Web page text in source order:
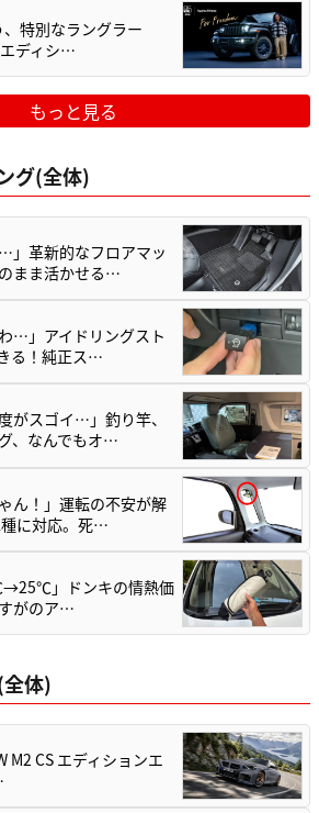
、特別なラングラー
エディシ…
もっと見る
グ(全体)
」革新的なフロアマッ
まま活かせる…
…」アイドリングスト
る！純正ス…
がスゴイ…」釣り竿、
、なんでもオ…
ん！」運転の不安が解
に対応。死…
」ドンキの情熱価
がのア…
体)
M2 CS エディションエ